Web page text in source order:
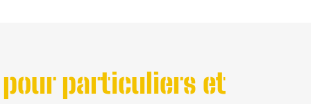
particuliers et